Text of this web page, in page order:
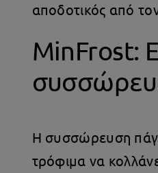
αποδοτικός από
MinFrost:
Η συσσώρευση
τρόφιμα να